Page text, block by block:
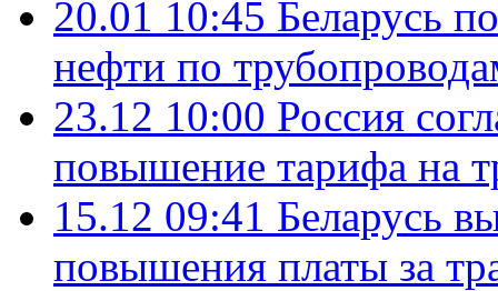
20.01 10:45 Беларусь
нефти по
23.12 10:00 Россия
повышение тарифа на
15.12 09:41 Беларусь
повышения платы за